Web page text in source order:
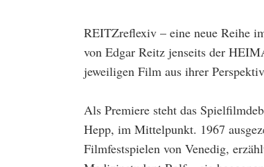
REITZreflexiv – eine neue Reihe
von Edgar Reitz jenseits der
jeweiligen Film aus ihrer
Als Premiere steht das
Hepp, im Mittelpunkt. 1967
Filmfestspielen von Venedig,